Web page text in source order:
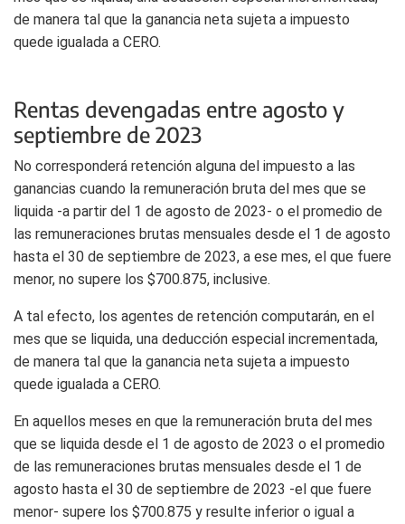
de manera tal que la ganancia neta sujeta a impuesto
quede igualada a CERO.
Rentas devengadas entre agosto y
septiembre de 2023
No corresponderá retención alguna del impuesto a las
ganancias cuando la remuneración bruta del mes que se
liquida -a partir del 1 de agosto de 2023- o el promedio de
las remuneraciones brutas mensuales desde el 1 de agosto
hasta el 30 de septiembre de 2023, a ese mes, el que fuere
menor, no supere los $700.875, inclusive.
A tal efecto, los agentes de retención computarán, en el
mes que se liquida, una deducción especial incrementada,
de manera tal que la ganancia neta sujeta a impuesto
quede igualada a CERO.
En aquellos meses en que la remuneración bruta del mes
que se liquida desde el 1 de agosto de 2023 o el promedio
de las remuneraciones brutas mensuales desde el 1 de
agosto hasta el 30 de septiembre de 2023 -el que fuere
menor- supere los $700.875 y resulte inferior o igual a